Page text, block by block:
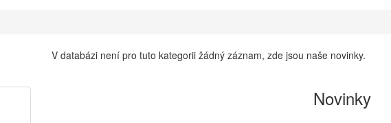
V databázi není pro tuto kategorii žádný záznam, zde jsou naše novinky.
Novinky